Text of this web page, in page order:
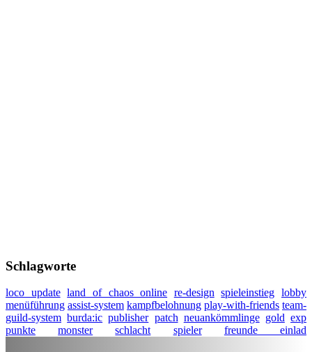
Schlagworte
loco update land of chaos online re-design spieleinstieg lobby
menüführung assist-system kampfbelohnung play-with-friends team-
guild-system burda:ic publisher patch neuankömmlinge gold exp
punkte
monster schlacht spieler freunde einlad